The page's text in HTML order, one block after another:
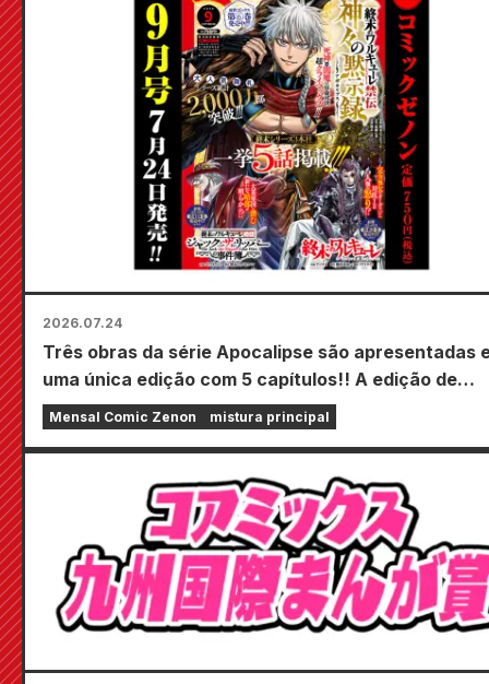
2026.07.24
Três obras da série Apocalipse são apresentadas
uma única edição com 5 capítulos!! A edição de
setembro de 2026 da revista em quadrinhos
Zenon estará à venda em 24 de julho!!
Mensal Comic Zenon mistura principal